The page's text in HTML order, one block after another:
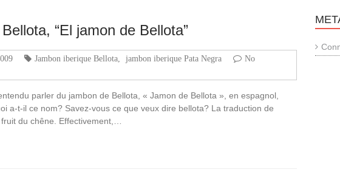
“El jamon de Bellota”
Jambon iberique Bellota jambon iberique Pata Negra
No
parler du jambon de Bellota, « Jamon de Bellota », en espagnol,
a-t-il ce nom? Savez-vous ce que veux dire bellota? La traduction de
du chêne. Effectivement,…